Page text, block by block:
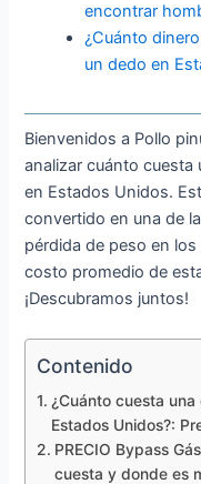
encontrar
¿Cuánto
un dedo en
Bienvenidos a Pollo
analizar cuánto cuesta
en Estados Unidos.
convertido en una de
pérdida de peso en
costo promedio de
¡Descubramos juntos!
Contenido
¿Cuánto cuesta
Estados Unidos?:
PRECIO Bypass
cuesta y donde es